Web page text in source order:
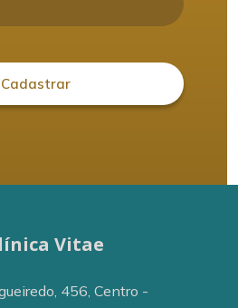
Vitae
456, Centro -